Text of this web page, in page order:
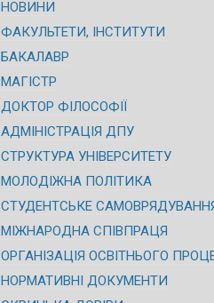
НОВИНИ
ФАКУЛЬТЕТИ, ІНСТИТУТИ
БАКАЛАВР
МАГІСТР
ДОКТОР ФІЛОСОФІЇ
АДМІНІСТРАЦІЯ ДПУ
СТРУКТУРА УНІВЕРСИТЕТУ
МОЛОДІЖНА ПОЛІТИКА
СТУДЕНТСЬКЕ
МІЖНАРОДНА СПІВПРАЦЯ
ОРГАНІЗАЦІЯ ОСВІТНЬОГО
НОРМАТИВНІ ДОКУМЕНТИ